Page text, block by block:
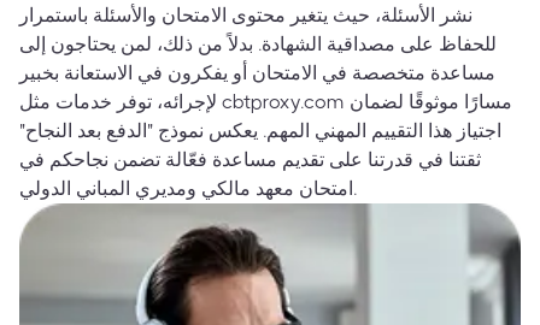
نشر الأسئلة، حيث يتغير محتوى الامتحان والأسئلة باستمرار
للحفاظ على مصداقية الشهادة. بدلاً من ذلك، لمن يحتاجون إلى
مساعدة متخصصة في الامتحان أو يفكرون في الاستعانة بخبير
لإجرائه، توفر خدمات مثل cbtproxy.com مسارًا موثوقًا لضمان
اجتياز هذا التقييم المهني المهم. يعكس نموذج "الدفع بعد النجاح"
ثقتنا في قدرتنا على تقديم مساعدة فعّالة تضمن نجاحكم في
امتحان معهد مالكي ومديري المباني الدولي.